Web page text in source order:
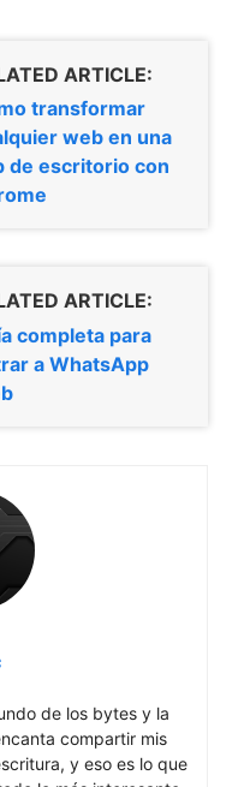
ARTICLE:
transformar
web en una
de escritorio con
ARTICLE:
completa para
a WhatsApp
de los bytes y la
compartir mis
y eso es lo que